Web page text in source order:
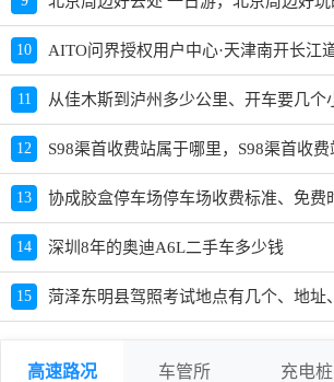
10
11
12
13
14 深圳8年的奥迪A6L二手车多少钱
15
高速路况 车管所 充电桩